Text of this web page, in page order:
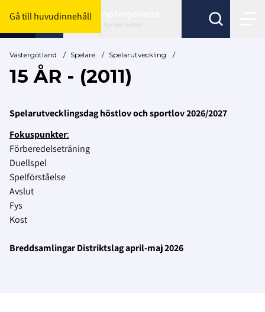
Gå till huvudinnehåll
Byt förbund här
Västergötland / Spelare / Spelarutveckling /
15 ÅR - (2011)
Spelarutvecklingsdag höstlov och sportlov 2026/2027
Fokuspunkter:
Förberedelseträning
Duellspel
Spelförståelse
Avslut
Fys
Kost
Breddsamlingar Distriktslag april-maj 2026